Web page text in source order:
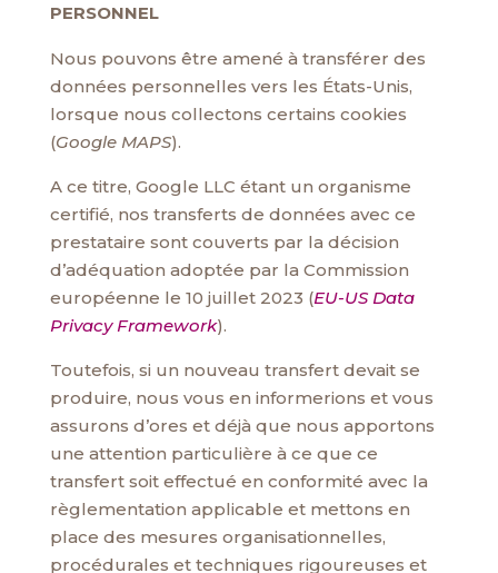
PERSONNEL
Nous pouvons être amené à transférer des
données personnelles vers les États-Unis,
lorsque nous collectons certains cookies
(Google MAPS).
A ce titre, Google LLC étant un organisme
certifié, nos transferts de données avec ce
prestataire sont couverts par la décision
d’adéquation adoptée par la Commission
européenne le 10 juillet 2023 (EU-US Data
Privacy Framework).
Toutefois, si un nouveau transfert devait se
produire, nous vous en informerions et vous
assurons d’ores et déjà que nous apportons
une attention particulière à ce que ce
transfert soit effectué en conformité avec la
règlementation applicable et mettons en
place des mesures organisationnelles,
procédurales et techniques rigoureuses et